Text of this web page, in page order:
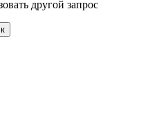
другой запрос